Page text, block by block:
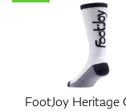
FootJoy Heritage